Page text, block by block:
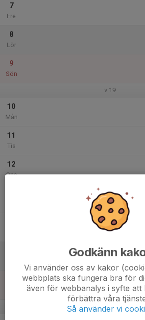
7
Fre
8
Lör
9
Sön
v.19
10
Mån
11
Tis
12
Ons
v.20
Godkänn
Vi använder oss av kakor
webbplats ska fungera bra för
även för webbanalys i syfte att
förbättra våra
Så använder vi